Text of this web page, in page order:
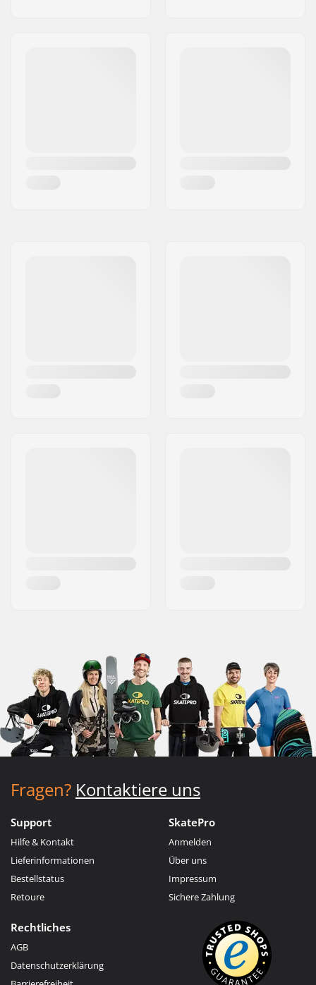
Fragen? Kontaktiere uns
Support
Hilfe & Kontakt
Lieferinformationen
Bestellstatus
Retoure
SkatePro
Anmelden
Über uns
Impressum
Sichere Zahlung
Rechtliches
AGB
Datenschutzerklärung